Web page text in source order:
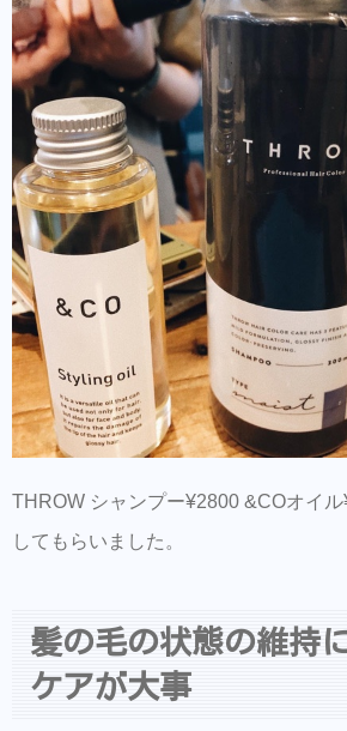
THROW シャンプー¥2800 &COオイ
してもらいました。
髪の毛の状態の維持
ケアが大事